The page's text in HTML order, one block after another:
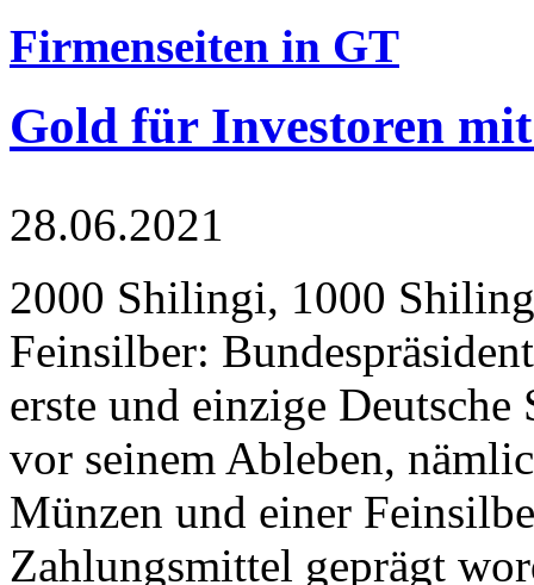
Firmenseiten in GT
Gold für Investoren
28.06.2021
2000 Shilingi, 1000
Feinsilber:
erste und einzige Deutsche
vor seinem Ableben,
Münzen und einer
Zahlungsmittel geprägt